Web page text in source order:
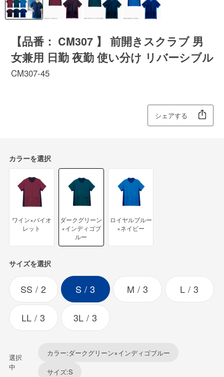
【品番： CM307 】 前開きスクラブ 男
女兼用 日勤 夜勤 使い分け リバーシブル
CM307-45
シェアする
カラーを選択
ワイン×バイオ
レット
ダークグリーン
×インディゴブ
ルー
ロイヤルブルー
×ネイビー
サイズを選択
SS 2 S 3 M 3 L 3
LL 3 3L 3
選択
中
カラー:ダークグリーン×インディゴブルー
サイズ:S